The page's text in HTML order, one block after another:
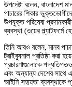
উপদেষ্টা বলেন, বাংলাদেশ
পাচারের শিকার
উপযুক্ত পরিষেবা
ব্যবস্থা (ওয়েব প্ল্যাটফর্মে
তিনি আরও বলেন, মানব
ট্রাইব্যুনাল প্রতিষ্ঠা করা
প্রচারণাগুলোকে
এবং অন্যান্য দেশের সাথে
আইনি সহায়তা ব্যবস্থাকে